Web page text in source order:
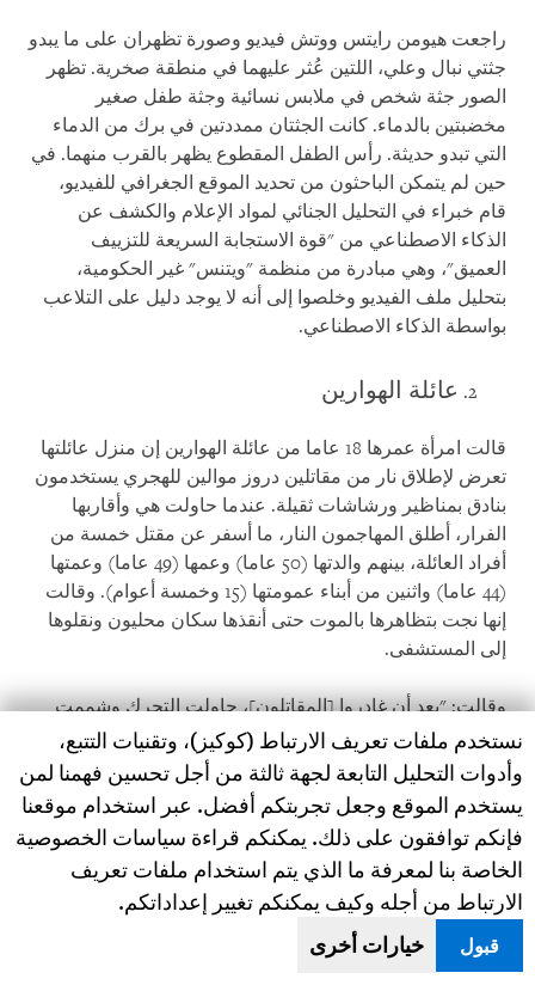
راجعت هيومن رايتس ووتش فيديو وصورة تظهران على ما يبدو
جثتي نبال وعلي، اللتين عُثر عليهما في منطقة صخرية. تظهر
الصور جثة شخص في ملابس نسائية وجثة طفل صغير
مخضبتين بالدماء. كانت الجثتان ممددتين في برك من الدماء
التي تبدو حديثة. رأس الطفل المقطوع يظهر بالقرب منهما. في
حين لم يتمكن الباحثون من تحديد الموقع الجغرافي للفيديو،
قام خبراء في التحليل الجنائي لمواد الإعلام والكشف عن
الذكاء الاصطناعي من "قوة الاستجابة السريعة للتزييف
العميق"، وهي مبادرة من منظمة "ويتنس" غير الحكومية،
بتحليل ملف الفيديو وخلصوا إلى أنه لا يوجد دليل على التلاعب
بواسطة الذكاء الاصطناعي.
عائلة الهوارين
قالت امرأة عمرها 18 عاما من عائلة الهوارين إن منزل عائلتها
تعرض لإطلاق نار من مقاتلين دروز موالين للهجري يستخدمون
بنادق بمناظير ورشاشات ثقيلة. عندما حاولت هي وأقاربها
الفرار، أطلق المهاجمون النار، ما أسفر عن مقتل خمسة من
أفراد العائلة، بينهم والدتها (50 عاما) وعمها (49 عاما) وعمتها
(44 عاما) واثنين من أبناء عمومتها (15 وخمسة أعوام). وقالت
إنها نجت بتظاهرها بالموت حتى أنقذها سكان محليون ونقلوها
إلى المستشفى.
وقالت: "بعد أن غادروا [المقاتلون]، حاولت التحرك وشممت
رائحة دخان. وجدت جثة أمي تحترق. كان عمي مصابا بطلقات
نارية في الرأس واليد والخصر والوجه. أمي أصيبت بجروح في
ظهرها وصدرها. ابنة ابن عمي البالغة من العمر خمس سنوات
وزوجة عمي أصيبتا بطلقات نارية في الظهر. ماتوا جميعا على
الفور".
في المجموع، حدد السكان 19 مدنيا بدويا قُتلوا في شهبا ذلك
اليوم.
Human Rights Watch cookie preferences
نستخدم ملفات تعريف الارتباط (كوكيز)، وتقنيات التتبع،
وأدوات التحليل التابعة لجهة ثالثة من أجل تحسين فهمنا لمن
يستخدم الموقع وجعل تجربتكم أفضل. عبر استخدام موقعنا
فإنكم توافقون على ذلك. يمكنكم قراءة سياسات الخصوصية
الخاصة بنا لمعرفة ما الذي يتم استخدام ملفات تعريف
الارتباط من أجله وكيف يمكنكم تغيير إعداداتكم.
قبول خيارات أخرى